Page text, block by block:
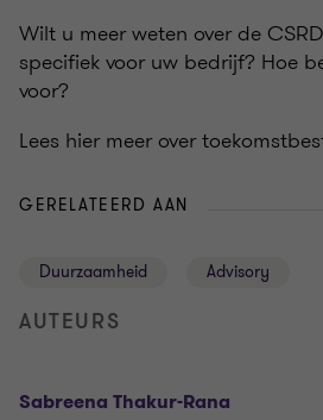
Wilt u meer weten over de
specifiek voor uw bedrijf? Hoe
voor?
Lees hier meer over
GERELATEERD AAN
Duurzaamheid Advisory
AUTEURS
Sabreena Thakur-Rana